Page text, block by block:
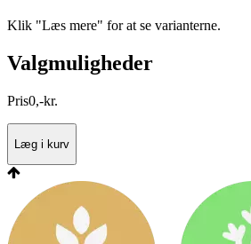
Klik "Læs mere" for at se varianterne.
Valgmuligheder
Pris0,-kr.
Læg i kurv